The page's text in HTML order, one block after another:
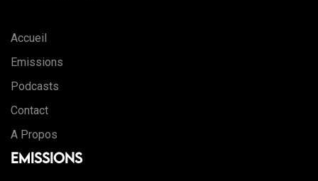
Accueil
Emissions
Podcasts
Contact
A Propos
Emissions